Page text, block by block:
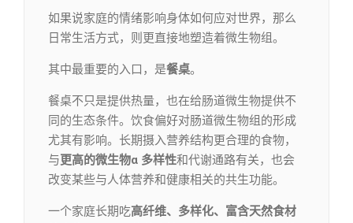
如果说家庭的情绪影响身体如何应对世界，那么
日常生活方式，则更直接地塑造着微生物组。
其中最重要的入口，是餐桌。
餐桌不只是提供热量，也在给肠道微生物提供不
同的生态条件。饮食偏好对肠道微生物组的形成
尤其有影响。长期摄入营养结构更合理的食物，
与更高的微生物α 多样性和代谢通路有关，也会
改变某些与人体营养和健康相关的共生功能。
一个家庭长期吃高纤维、多样化、富含天然食材